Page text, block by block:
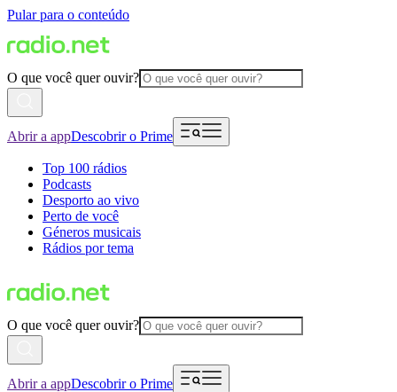
Pular para o conteúdo
O que você quer ouvir?
Abrir a appDescobrir o Prime
Top 100 rádios
Podcasts
Desporto ao vivo
Perto de você
Géneros musicais
Rádios por tema
O que você quer ouvir?
Abrir a appDescobrir o Prime